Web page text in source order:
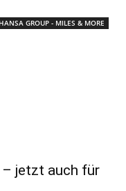
GROUP - MILES & MORE
– jetzt auch für